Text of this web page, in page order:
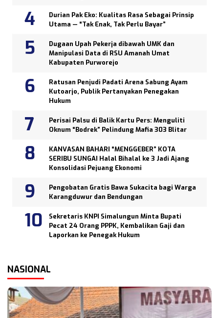
Durian Pak Eko: Kualitas Rasa Sebagai Prinsip
Utama — “Tak Enak, Tak Perlu Bayar”
Dugaan Upah Pekerja dibawah UMK dan
Manipulasi Data di RSU Amanah Umat
Kabupaten Purworejo
Ratusan Penjudi Padati Arena Sabung Ayam
Kutoarjo, Publik Pertanyakan Penegakan
Hukum
Perisai Palsu di Balik Kartu Pers: Menguliti
Oknum “Bodrek” Pelindung Mafia 303 Blitar
KANVASAN BAHARI “MENGGEBER” KOTA
SERIBU SUNGAI Halal Bihalal ke 3 Jadi Ajang
Konsolidasi Pejuang Ekonomi
Pengobatan Gratis Bawa Sukacita bagi Warga
Karangduwur dan Bendungan
Sekretaris KNPI Simalungun Minta Bupati
Pecat 24 Orang PPPK, Kembalikan Gaji dan
Laporkan ke Penegak Hukum
NASIONAL